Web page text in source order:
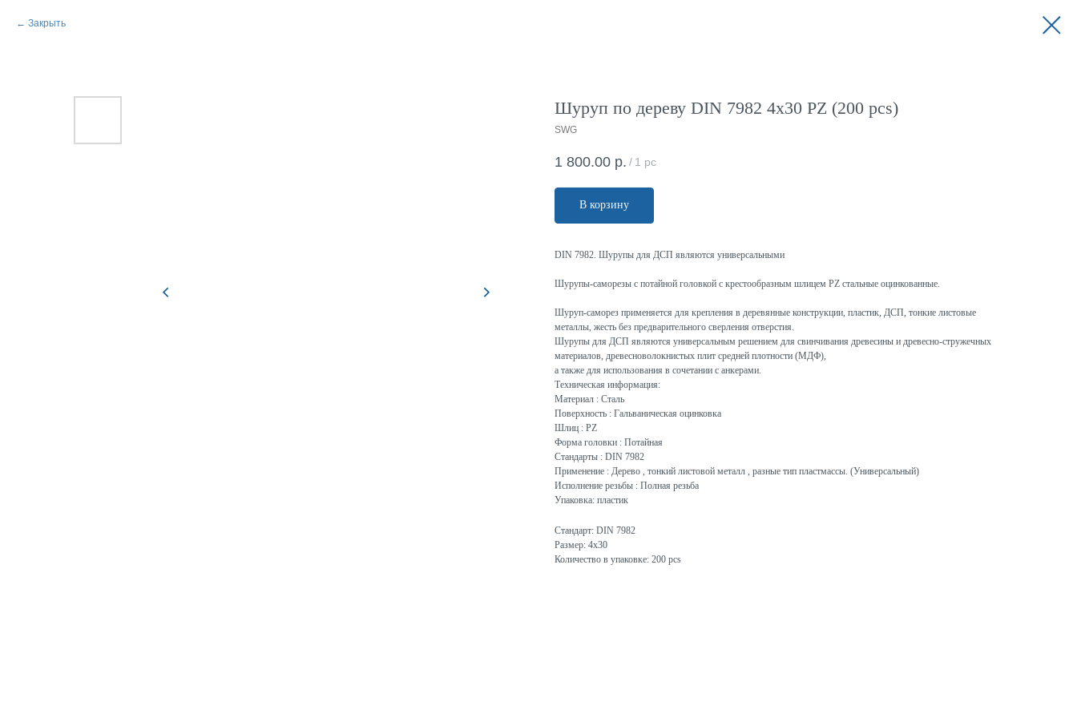
Закрыть
Шуруп по дереву DIN 7982 4x30 PZ (200 pcs)
SWG
1 800.00 р. / 1 pc
В корзину
DIN 7982. Шурупы для ДСП являются универсальными
Шурупы-саморезы с потайной головкой с крестообразным шлицем PZ стальные оцинкованные.
Шуруп-саморез применяется для крепления в деревянные конструкции, пластик, ДСП, тонкие листовые
металлы, жесть без предварительного сверления отверстия.
Шурупы для ДСП являются универсальным решением для свинчивания древесины и древесно-стружечных
материалов, древесноволокнистых плит средней плотности (МДФ),
а также для использования в сочетании с анкерами.
Техническая информация:
Материал : Сталь
Поверхность : Гальваническая оцинковка
Шлиц : PZ
Форма головки : Потайная
Стандарты : DIN 7982
Применение : Дерево , тонкий листовой металл , разные тип пластмассы. (Универсальный)
Исполнение резьбы : Полная резьба
Упаковка: пластик
Стандарт: DIN 7982
Размер: 4x30
Количество в упаковке: 200 pcs